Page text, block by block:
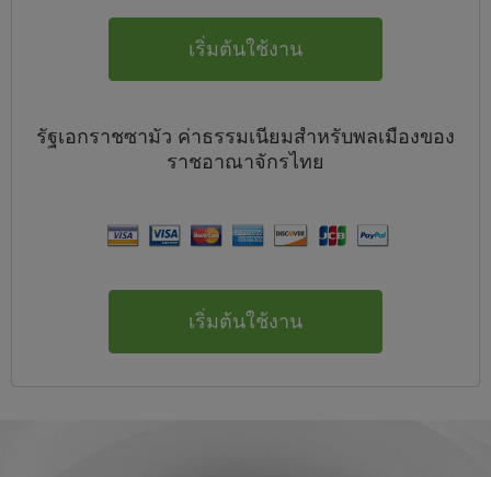
เริ่มต้นใช้งาน
รัฐเอกราชซามัว ค่าธรรมเนียมสำหรับพลเมืองของ
ราชอาณาจักรไทย
เริ่มต้นใช้งาน